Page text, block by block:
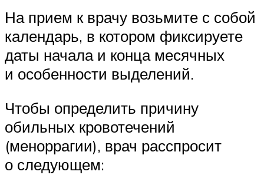
На прием к врачу возьмите с собой
календарь, в котором фиксируете
даты начала и конца месячных
и особенности выделений.
Чтобы определить причину
обильных кровотечений
(меноррагии), врач расспросит
о следующем: